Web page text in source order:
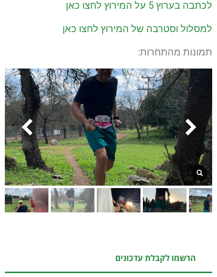
לכתבה בערוץ 5 על המירוץ לחצו כאן
למסלול וסטרבה של המירוץ לחצו כאן
תמונות מהתחרות:
הרשמו לקבלת עדכונים